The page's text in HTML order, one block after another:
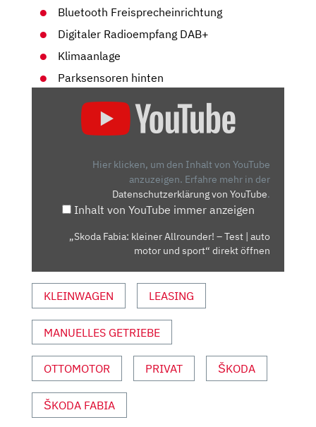
Bluetooth Freisprecheinrichtung
Digitaler Radioempfang DAB+
Klimaanlage
Parksensoren hinten
VON
YOUTUBE
Hier klicken, um den Inhalt von YouTube
anzuzeigen. Erfahre mehr in der
Datenschutzerklärung von YouTube.
Inhalt von YouTube immer anzeigen
„Skoda Fabia: kleiner Allrounder! – Test | auto
motor und sport“ direkt öffnen
KLEINWAGEN LEASING
MANUELLES GETRIEBE
OTTOMOTOR PRIVAT ŠKODA
ŠKODA FABIA